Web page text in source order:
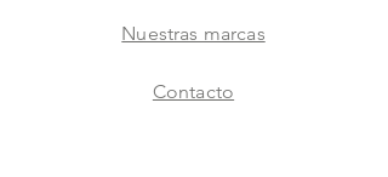
Nuestras marcas
Contacto